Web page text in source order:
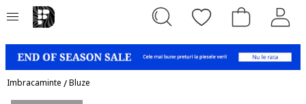
Imbracaminte /Bluze